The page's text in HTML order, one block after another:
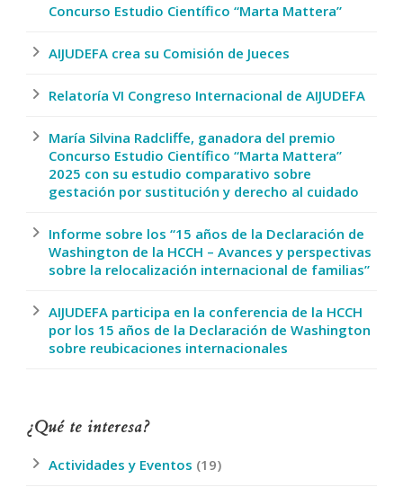
Concurso Estudio Científico “Marta Mattera”
AIJUDEFA crea su Comisión de Jueces
Relatoría VI Congreso Internacional de AIJUDEFA
María Silvina Radcliffe, ganadora del premio
Concurso Estudio Científico “Marta Mattera”
2025 con su estudio comparativo sobre
gestación por sustitución y derecho al cuidado
Informe sobre los “15 años de la Declaración de
Washington de la HCCH – Avances y perspectivas
sobre la relocalización internacional de familias”
AIJUDEFA participa en la conferencia de la HCCH
por los 15 años de la Declaración de Washington
sobre reubicaciones internacionales
¿Qué te interesa?
Actividades y Eventos (19)